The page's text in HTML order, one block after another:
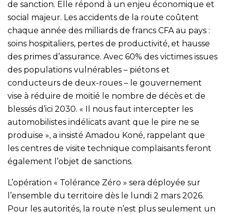
de sanction. Elle répond à un enjeu économique et
social majeur. Les accidents de la route coûtent
chaque année des milliards de francs CFA au pays :
soins hospitaliers, pertes de productivité, et hausse
des primes d’assurance. Avec 60% des victimes issues
des populations vulnérables – piétons et
conducteurs de deux-roues – le gouvernement
vise à réduire de moitié le nombre de décès et de
blessés d’ici 2030. « Il nous faut intercepter les
automobilistes indélicats avant que le pire ne se
produise », a insisté Amadou Koné, rappelant que
les centres de visite technique complaisants feront
également l’objet de sanctions.
L’opération « Tolérance Zéro » sera déployée sur
l’ensemble du territoire dès le lundi 2 mars 2026.
Pour les autorités, la route n’est plus seulement un